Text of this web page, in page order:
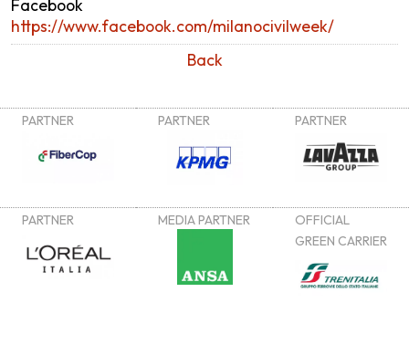
Facebook
https://www.facebook.com/milanocivilweek/
Back